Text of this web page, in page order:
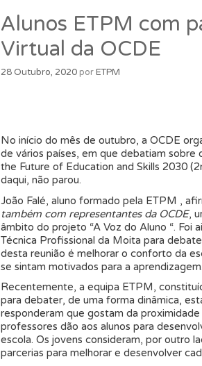
Alunos ETPM com
Virtual da OCDE
28 Outubro, 2020 porETPM
No início do mês de outubro, a OCDE
de vários países, em que debatiam sobre
the Future of Education and Skills 2030
daqui, não parou.
João Falé, aluno formado pela ETPM ,
também com representantes da OCDE,
âmbito do projeto “A Voz do Aluno “. Foi
Técnica Profissional da Moita para
desta reunião é melhorar o conforto da
se sintam motivados para a aprendizagem.
Recentemente, a equipa ETPM,
para debater, de uma forma dinâmica,
responderam que gostam da
professores dão aos alunos para
escola. Os jovens consideram, por outro
parcerias para melhorar e desenvolver